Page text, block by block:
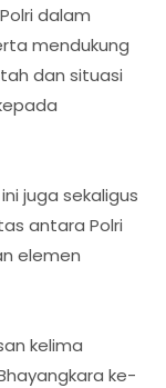
dalam
mendukung
dan situasi
juga sekaligus
antara Polri
elemen
kelima
ke-